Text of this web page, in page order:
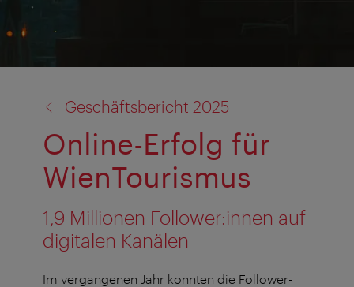
Geschäftsbericht 2025
Online-Erfolg für
WienTourismus
1,9 Millionen Follower:innen auf
digitalen Kanälen
Im vergangenen Jahr konnten die Follower-